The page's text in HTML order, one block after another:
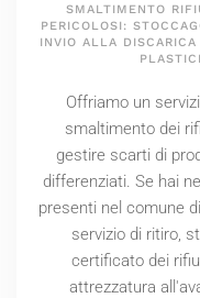
SMALTIMENTO
PERICOLOSI:
INVIO ALLA
Offriamo un
smaltimento dei
gestire scarti di
differenziati. Se hai
presenti nel comune
servizio di ritiro,
certificato dei
attrezzatura